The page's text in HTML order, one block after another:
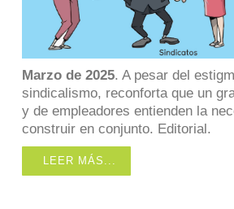
Marzo de 2025. A pesar del
sindicalismo, reconforta que un
y de empleadores entienden la
construir en conjunto. Editorial.
LEER MÁS...